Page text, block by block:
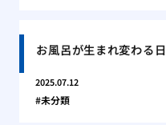
お風呂が生まれ変わる日
2025.07.12
未分類